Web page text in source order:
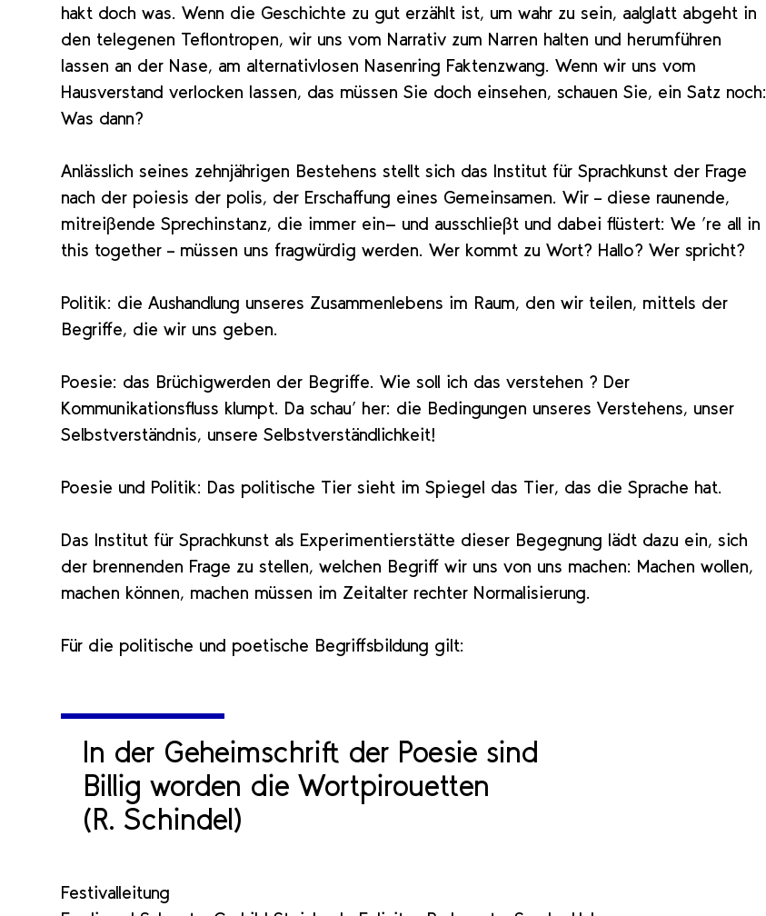
hakt doch was. Wenn die Geschichte zu gut erzählt ist, um wahr zu sein, aalglatt abgeht in
den telegenen Teflontropen, wir uns vom Narrativ zum Narren halten und herumführen
lassen an der Nase, am alternativlosen Nasenring Faktenzwang. Wenn wir uns vom
Hausverstand verlocken lassen, das müssen Sie doch einsehen, schauen Sie, ein Satz noch:
Was dann?
Anlässlich seines zehnjährigen Bestehens stellt sich das Institut für Sprachkunst der Frage
nach der poiesis der polis, der Erschaffung eines Gemeinsamen. Wir – diese raunende,
mitreißende Sprechinstanz, die immer ein- und ausschließt und dabei flüstert: We ’re all in
this together – müssen uns fragwürdig werden. Wer kommt zu Wort? Hallo? Wer spricht?
Politik: die Aushandlung unseres Zusammenlebens im Raum, den wir teilen, mittels der
Begriffe, die wir uns geben.
Poesie: das Brüchigwerden der Begriffe. Wie soll ich das verstehen ? Der
Kommunikationsfluss klumpt. Da schau‘ her: die Bedingungen unseres Verstehens, unser
Selbstverständnis, unsere Selbstverständlichkeit!
Poesie und Politik: Das politische Tier sieht im Spiegel das Tier, das die Sprache hat.
Das Institut für Sprachkunst als Experimentierstätte dieser Begegnung lädt dazu ein, sich
der brennenden Frage zu stellen, welchen Begriff wir uns von uns machen: Machen wollen,
machen können, machen müssen im Zeitalter rechter Normalisierung.
Für die politische und poetische Begriffsbildung gilt:
In der Geheimschrift der Poesie sind
Billig worden die Wortpirouetten
(R. Schindel)
Festivalleitung